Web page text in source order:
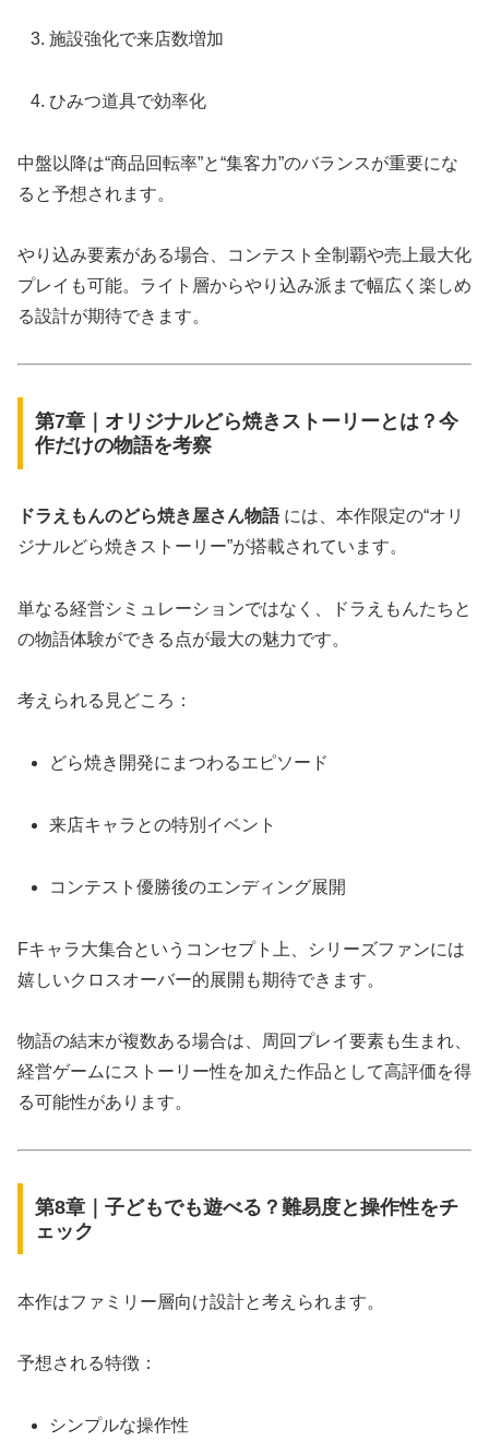
施設強化で来店数増加
ひみつ道具で効率化
中盤以降は“商品回転率”と“集客力”のバランスが重要にな
ると予想されます。
やり込み要素がある場合、コンテスト全制覇や売上最大化
プレイも可能。ライト層からやり込み派まで幅広く楽しめ
る設計が期待できます。
第7章｜オリジナルどら焼きストーリーとは？今
作だけの物語を考察
ドラえもんのどら焼き屋さん物語には、本作限定の“オリ
ジナルどら焼きストーリー”が搭載されています。
単なる経営シミュレーションではなく、ドラえもんたちと
の物語体験ができる点が最大の魅力です。
考えられる見どころ：
どら焼き開発にまつわるエピソード
来店キャラとの特別イベント
コンテスト優勝後のエンディング展開
Fキャラ大集合というコンセプト上、シリーズファンには
嬉しいクロスオーバー的展開も期待できます。
物語の結末が複数ある場合は、周回プレイ要素も生まれ、
経営ゲームにストーリー性を加えた作品として高評価を得
る可能性があります。
第8章｜子どもでも遊べる？難易度と操作性をチ
ェック
本作はファミリー層向け設計と考えられます。
予想される特徴：
シンプルな操作性